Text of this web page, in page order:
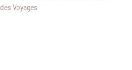
des Voyages